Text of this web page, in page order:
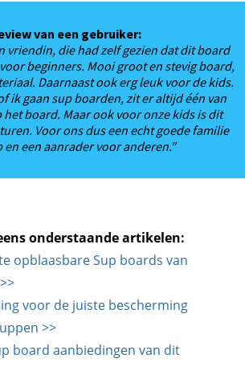
van een gebruiker:
vriendin, die had zelf gezien dat dit board
beginners. Mooi groot en stevig board,
Daarnaast ook erg leuk voor de kids.
ik gaan sup boarden, zit er altijd één van
board. Maar ook voor onze kids is dit
Voor ons dus een echt goede familie
en een aanrader voor anderen."
onderstaande artikelen:
opblaasbare Sup boards van
voor de juiste bescherming
>>
board aanbiedingen van dit